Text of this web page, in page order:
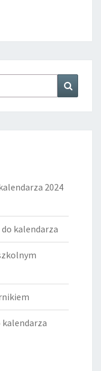
2024
kalendarza